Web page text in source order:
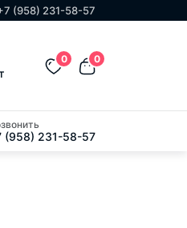
(958) 231-58-57
0 0
(958) 231-58-57